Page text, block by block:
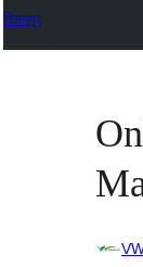
থিমসমূহ